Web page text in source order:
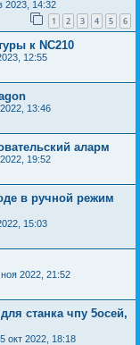
2023, 14:32
1 2 3 4 5 6
к NC210
12:55
13:46
аларм
19:52
в ручной режим
15:03
ноя 2022, 21:52
станка чпу 5осей,
окт 2022, 18:18